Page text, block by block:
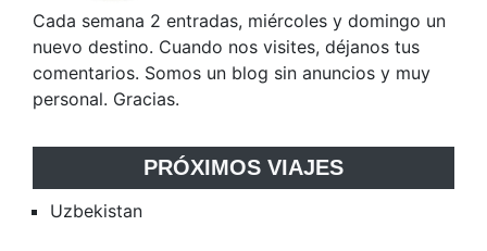
Cada semana 2 entradas, miércoles y domingo un
nuevo destino. Cuando nos visites, déjanos tus
comentarios. Somos un blog sin anuncios y muy
personal. Gracias.
PRÓXIMOS VIAJES
Uzbekistan